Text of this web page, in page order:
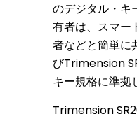
のデジタル・キ
有者は、スマー
者などと簡単
びTrimension
キー規格に準拠
Trimension